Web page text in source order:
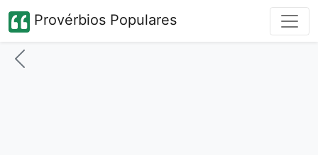
Provérbios Populares